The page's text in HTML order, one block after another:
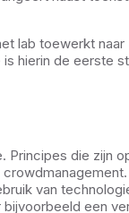
lab toewerkt
hierin de eerste
die zijn
van
een